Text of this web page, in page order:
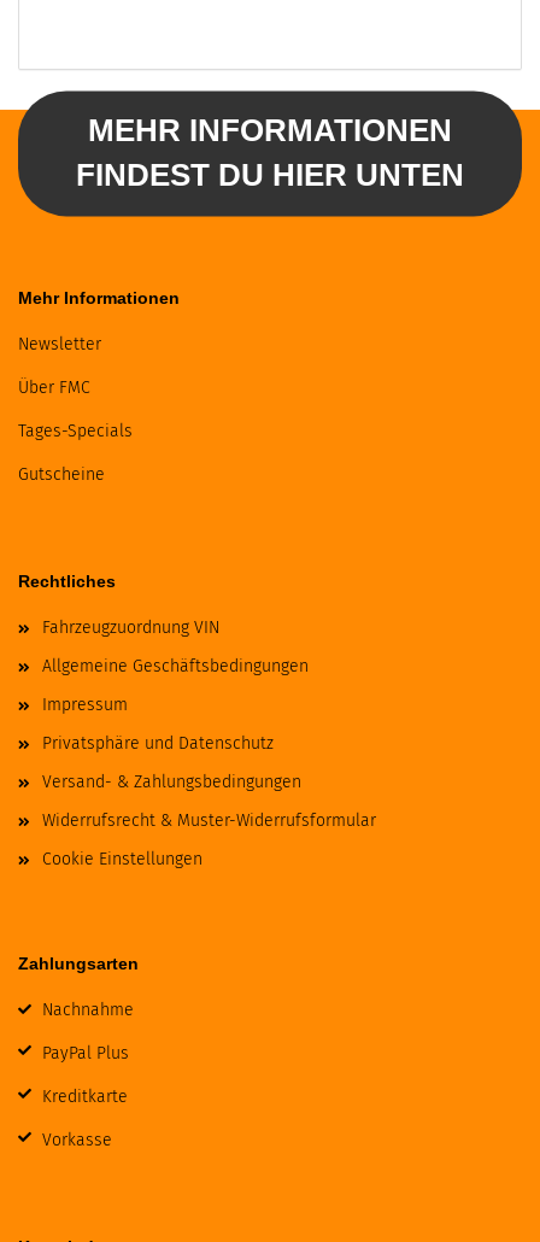
MEHR INFORMATIONEN
FINDEST DU HIER UNTEN
Mehr Informationen
Newsletter
Über FMC
Tages-Specials
Gutscheine
Rechtliches
Fahrzeugzuordnung VIN
Allgemeine Geschäftsbedingungen
Impressum
Privatsphäre und Datenschutz
Versand- & Zahlungsbedingungen
Widerrufsrecht & Muster-Widerrufsformular
Cookie Einstellungen
Zahlungsarten
Nachnahme
PayPal Plus
Kreditkarte
Vorkasse